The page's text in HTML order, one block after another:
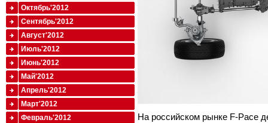
На российском рынке F-Pace
Октябрь'2012
Сентябрь'2012
Август'2012
Июль'2012
Июнь'2012
Май'2012
Апрель'2012
Март'2012
Февраль'2012